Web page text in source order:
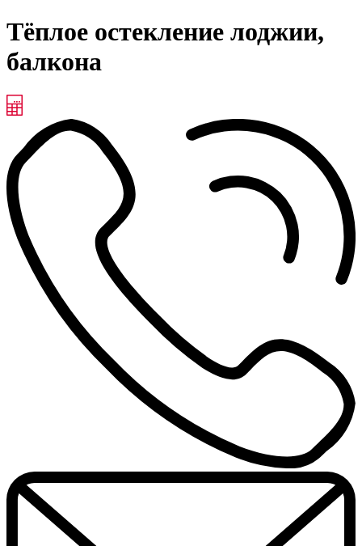
Тёплое остекление лоджии,
балкона